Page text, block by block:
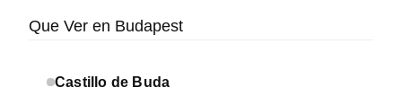
Que Ver en Budapest
Castillo de Buda